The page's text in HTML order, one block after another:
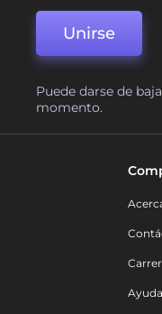
Unirse
Puede darse de
momento.